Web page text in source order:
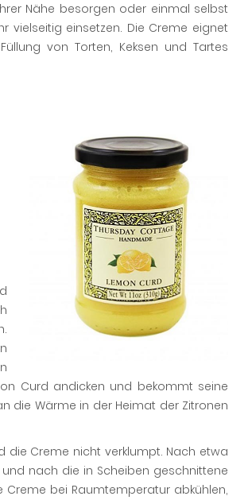
Nähe besorgen oder einmal selbst
vielseitig einsetzen. Die Creme eignet
von Torten, Keksen und Tartes
Curd andicken und bekommt seine
die Wärme in der Heimat der Zitronen
die Creme nicht verklumpt. Nach etwa
nach die in Scheiben geschnittene
bei Raumtemperatur abkühlen,